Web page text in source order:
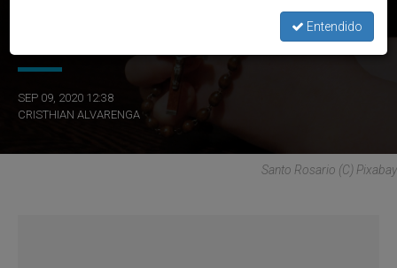
Nicaragua: Obispos promueven semana de oración por la
SEP 09, 2020 12:38
CRISTHIAN ALVARENGA
Santo Rosario (C) Pixabay
Entendido